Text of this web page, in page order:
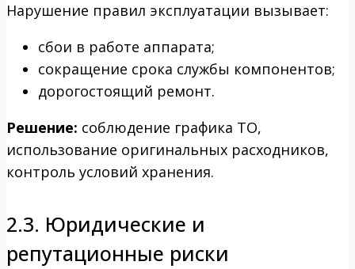
Нарушение правил эксплуатации вызывает:
сбои в работе аппарата;
сокращение срока службы компонентов;
дорогостоящий ремонт.
Решение: соблюдение графика ТО,
использование оригинальных расходников,
контроль условий хранения.
2.3. Юридические и
репутационные риски